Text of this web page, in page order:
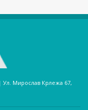
Ул. Мирослав Крлежа 67,